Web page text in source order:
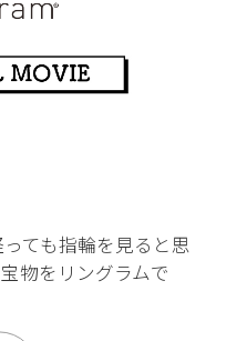
ても指輪を見ると思
物をリングラムで